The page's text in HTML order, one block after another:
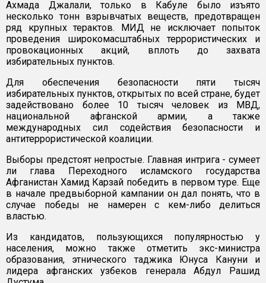
Ахмада Джалали, только в Кабуле было изъято
несколько тонн взрывчатых веществ, предотвращен
ряд крупных терактов. МИД не исключает попыток
проведения широкомасштабных террористических и
провокационных акций, вплоть до захвата
избирательных пунктов.
Для обеспечения безопасности пяти тысяч
избирательных пунктов, открытых по всей стране, будет
задействовано более 10 тысяч человек из МВД,
национальной афганской армии, а также
международных сил содействия безопасности и
антитеррористической коалиции.
Выборы предстоят непростые. Главная интрига - сумеет
ли глава Переходного исламского государства
Афганистан Хамид Карзай победить в первом туре. Еще
в начале предвыборной кампании он дал понять, что в
случае победы не намерен с кем-либо делиться
властью.
Из кандидатов, пользующихся популярностью у
населения, можно также отметить экс-министра
образования, этнического таджика Юнуса Кануни и
лидера афганских узбеков генерала Абдул Рашид